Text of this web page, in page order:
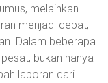
melainkan
menjadi cepat,
Dalam beberapa
bukan hanya
laporan dari